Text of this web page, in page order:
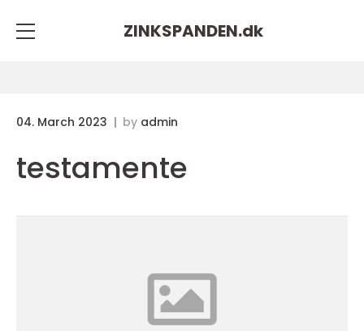
ZINKSPANDEN.dk
04. March 2023 by admin
testamente